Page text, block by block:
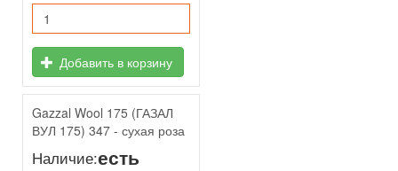
Добавить в корзину
Gazzal Wool 175 (ГАЗАЛ
ВУЛ 175) 347 - сухая роза
Наличие:есть